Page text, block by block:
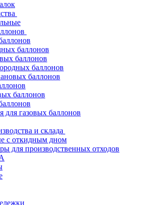
баллонов
баллонов
баллонов
баллонов
баллонов
для газовых баллонов
и склада
с откидным дном
для производственных отходов